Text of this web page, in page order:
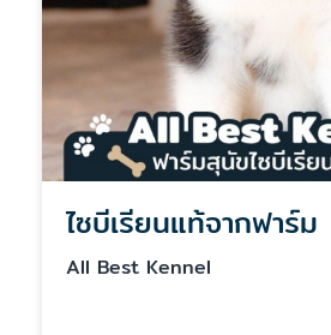
ไซบีเรียนแท้จากฟาร์ม
All Best Kennel